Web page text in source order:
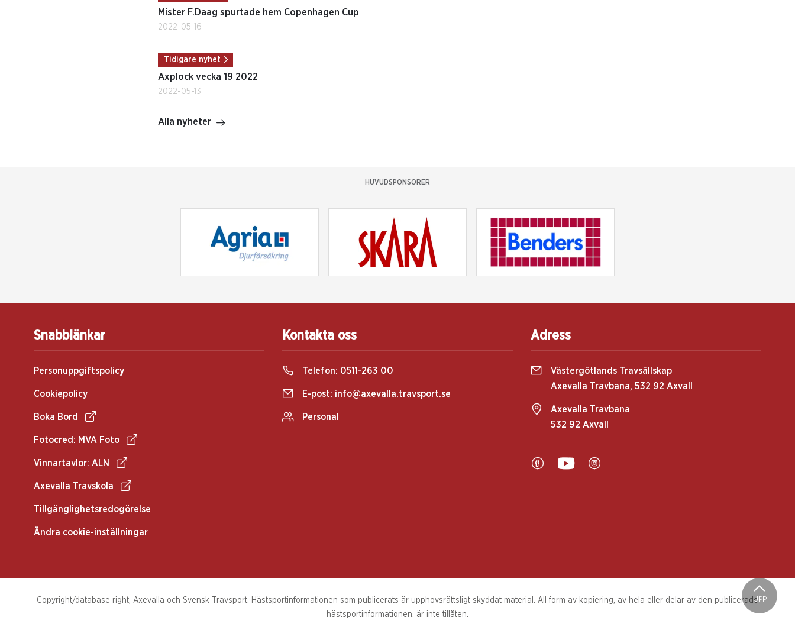
Mister F.Daag spurtade hem Copenhagen Cup
2022-05-16
Tidigare nyhet
Axplock vecka 19 2022
2022-05-13
Alla nyheter
HUVUDSPONSORER
Snabblänkar
Personuppgiftspolicy
Cookiepolicy
Boka Bord
Fotocred: MVA Foto
Vinnartavlor: ALN
Axevalla Travskola
Tillgänglighetsredogörelse
Ändra cookie-inställningar
Kontakta oss
Telefon: 0511-263 00
E-post: info@axevalla.travsport.se
Personal
Adress
Västergötlands Travsällskap
Axevalla Travbana, 532 92 Axvall
Axevalla Travbana
532 92 Axvall
UPP
Copyright/database right, Axevalla och Svensk Travsport. Hästsportinformationen som publicerats är upphovsrättsligt skyddat material. All form av kopiering, av hela eller delar av den publicerade
hästsportinformationen, är inte tillåten.